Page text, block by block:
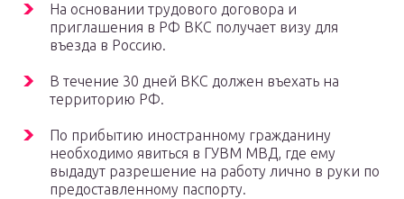
На основании трудового договора и
приглашения в РФ ВКС получает визу для
въезда в Россию.
В течение 30 дней ВКС должен въехать на
территорию РФ.
По прибытию иностранному гражданину
необходимо явиться в ГУВМ МВД, где ему
выдадут разрешение на работу лично в руки по
предоставленному паспорту.